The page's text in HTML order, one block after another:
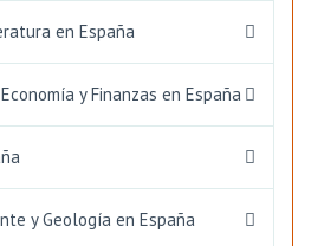
en España
y Finanzas en España
y Geología en España